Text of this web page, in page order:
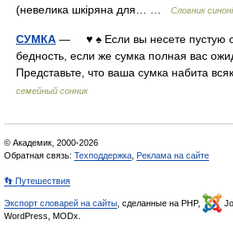
(невелика шкіряна для… …
Словник
СУМКА — ♥ ♠ Если вы несете пустую
бедность, если же сумка полная вас
Представьте, что ваша сумка набита
семейный сонник
© Академик, 2000-2026
Обратная связь: Техподдержка Реклама на сайте
👣 Путешествия
Экспорт словарей на сайты , сделанные на PHP,
WordPress, MODx.